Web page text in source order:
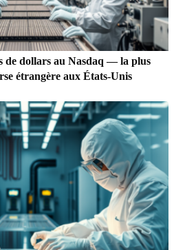
de dollars au Nasdaq — la plus
étrangère aux États-Unis